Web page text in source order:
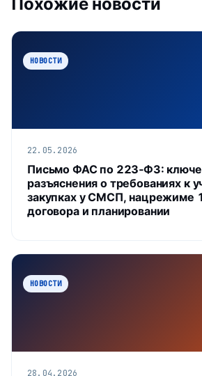
НОВОСТИ
22.05.2026
Письмо ФАС по 223‑ФЗ:
разъяснения о требованиях к
закупках у СМСП, нацрежиме
договора и планировании
НОВОСТИ
28.04.2026